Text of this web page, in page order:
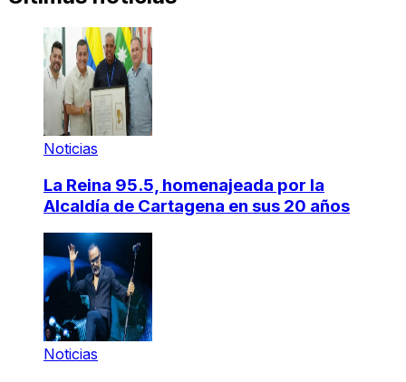
Noticias
La Reina 95.5, homenajeada por la
Alcaldía de Cartagena en sus 20 años
Noticias